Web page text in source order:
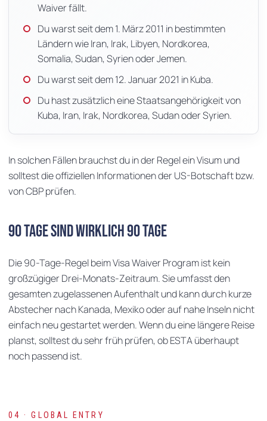
Waiver fällt.
Du warst seit dem 1. März 2011 in bestimmten
Ländern wie Iran, Irak, Libyen, Nordkorea,
Somalia, Sudan, Syrien oder Jemen.
Du warst seit dem 12. Januar 2021 in Kuba.
Du hast zusätzlich eine Staatsangehörigkeit von
Kuba, Iran, Irak, Nordkorea, Sudan oder Syrien.
In solchen Fällen brauchst du in der Regel ein Visum und
solltest die offiziellen Informationen der US-Botschaft bzw.
von CBP prüfen.
90 Tage sind wirklich 90 Tage
Die 90-Tage-Regel beim Visa Waiver Program ist kein
großzügiger Drei-Monats-Zeitraum. Sie umfasst den
gesamten zugelassenen Aufenthalt und kann durch kurze
Abstecher nach Kanada, Mexiko oder auf nahe Inseln nicht
einfach neu gestartet werden. Wenn du eine längere Reise
planst, solltest du sehr früh prüfen, ob ESTA überhaupt
noch passend ist.
04 · GLOBAL ENTRY